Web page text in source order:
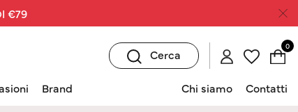
€79
Cerca
0
Brand Chi siamo Contatti